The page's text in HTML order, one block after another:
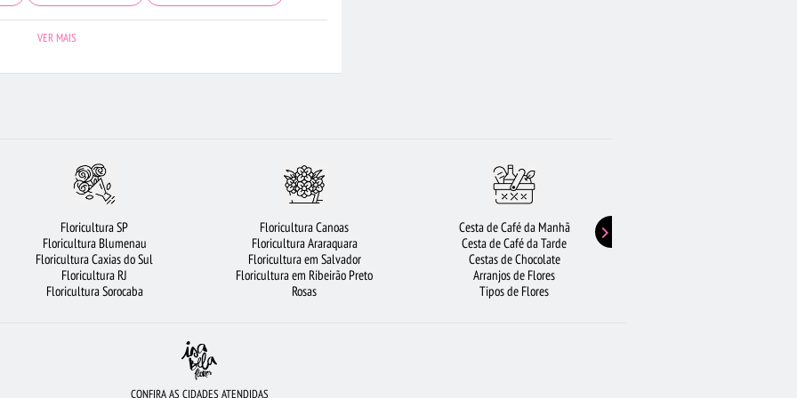
ROSAS BRANCAS
FLORICULTURA CURITIBA
CESTA DE CHOCOLATE ROSAS VERMELHAS
BUQUÊ DE 20 ROSAS VERMELHAS FLORICULTURA GOIÂNIA ROSAS
VER MAIS
Floricultura SP
Floricultura Blumenau
Floricultura Caxias do Sul
Floricultura RJ
Floricultura Sorocaba
Floricultura Canoas
Floricultura Araraquara
Floricultura em Salvador
Floricultura em Ribeirão Preto
Rosas
Cesta de Café da Manhã
Cesta de Café da Tarde
Cestas de Chocolate
Arranjos de Flores
Tipos de Flores
CONFIRA AS CIDADES ATENDIDAS